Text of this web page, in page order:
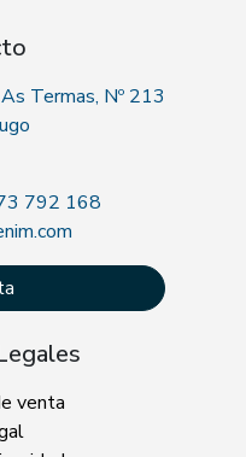
Termas, Nº 213
792 168
venta